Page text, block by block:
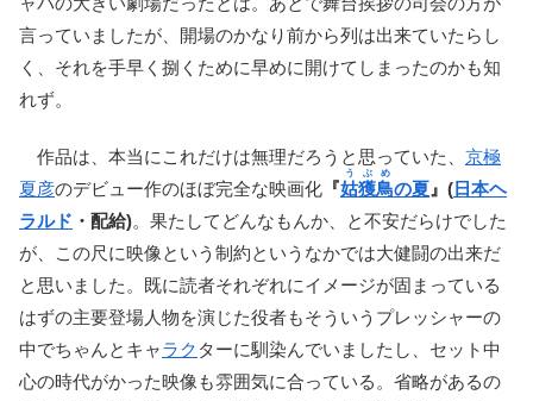
言っていましたが、開場のかなり前から列は出来ていたらし
く、それを手早く捌くために早めに開けてしまったのかも知
れず。
作品は、本当にこれだけは無理だろうと思っていた、 京極
夏彦のデビュー作のほぼ完全な映画化 『姑獲鳥
うぶめ
の夏 』( 日本ヘ
ラルド ・配給)。果たしてどんなもんか、と不安だらけでした
が、この尺に映像という制約というなかでは大健闘の出来だ
と思いました。既に読者それぞれにイメージが固まっている
はずの主要登場人物を演じた役者もそういうプレッシャーの
中でちゃんとキャラク ターに馴染んでいましたし、セット中
心の時代がかった映像も雰囲気に合っている。省略があるの